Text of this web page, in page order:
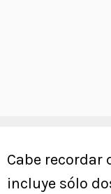
Cabe recordar
incluye sólo